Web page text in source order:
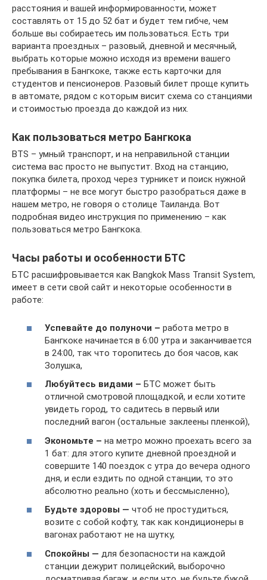
расстояния и вашей информированности, может
составлять от 15 до 52 бат и будет тем гибче, чем
больше вы собираетесь им пользоваться. Есть три
варианта проездных – разовый, дневной и месячный,
выбрать которые можно исходя из времени вашего
пребывания в Бангкоке, также есть карточки для
студентов и пенсионеров. Разовый билет проще купить
в автомате, рядом с которым висит схема со станциями
и стоимостью проезда до каждой из них.
Как пользоваться метро Бангкока
BTS – умный транспорт, и на неправильной станции
система вас просто не выпустит. Вход на станцию,
покупка билета, проход через турникет и поиск нужной
платформы – не все могут быстро разобраться даже в
нашем метро, не говоря о столице Таиланда. Вот
подробная видео инструкция по применению – как
пользоваться метро Бангкока.
Часы работы и особенности БТС
БТС расшифровывается как Bangkok Mass Transit System,
имеет в сети свой сайт и некоторые особенности в
работе:
Успевайте до полуночи – работа метро в
Бангкоке начинается в 6:00 утра и заканчивается
в 24:00, так что торопитесь до боя часов, как
Золушка,
Любуйтесь видами – БТС может быть
отличной смотровой площадкой, и если хотите
увидеть город, то садитесь в первый или
последний вагон (остальные заклеены пленкой),
Экономьте – на метро можно проехать всего за
1 бат: для этого купите дневной проездной и
совершите 140 поездок с утра до вечера одного
дня, и если ездить по одной станции, то это
абсолютно реально (хоть и бессмысленно),
Будьте здоровы — чтоб не простудиться,
возите с собой кофту, так как кондиционеры в
вагонах работают не на шутку,
Спокойны — для безопасности на каждой
станции дежурит полицейский, выборочно